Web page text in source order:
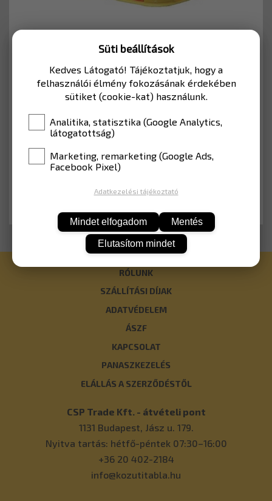
11 748 Ft
KOSÁRBA
RÓLUNK
SZÁLLÍTÁSI DÍJAK
ADATVÉDELEM
ÁSZF
KAPCSOLAT
PANASZKEZELÉS
ELÁLLÁS A SZERZŐDÉSTŐL
CSP Trade Kft. - átvételi pont
1131 Budapest, Jász u. 179.
Nyitva tartás: hétfő-péntek 07:30–16:00
+36 20 402-2184
info@kozutitabla.hu
Süti beállítások
Kedves Látogató! Tájékoztatjuk, hogy a
felhasználói élmény fokozásának érdekében
sütiket (cookie-kat) használunk.
Analitika, statisztika (Google Analytics,
látogatottság)
Marketing, remarketing (Google Ads,
Facebook Pixel)
Adatkezelési tájékoztató
Mindet elfogadom Mentés
Elutasítom mindet